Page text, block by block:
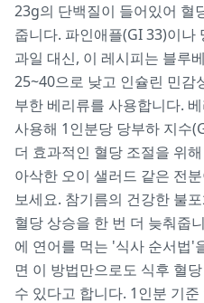
23g의 단백질이 들어있어 혈
줍니다. 파인애플(GI 33)이나
과일 대신, 이 레시피는 블루
25~40으로 낮고 인슐린 민감
부한 베리류를 사용합니다.
사용해 1인분당 당부하 지수
더 효과적인 혈당 조절을 위
아삭한 오이 샐러드 같은 전
보세요. 참기름의 건강한 불
혈당 상승을 한 번 더 늦춰줍
에 연어를 먹는 '식사 순서법'
면 이 방법만으로도 식후 혈
수 있다고 합니다. 1인분 기